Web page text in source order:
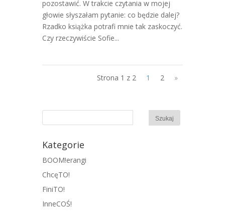
pozostawić. W trakcie czytania w mojej
głowie słyszałam pytanie: co będzie dalej?
Rzadko książka potrafi mnie tak zaskoczyć.
Czy rzeczywiście Sofie...
Strona 1 z 2 1 2 »
Kategorie
BOOM!erangi
ChcęTO!
FiniTO!
InneCOŚ!